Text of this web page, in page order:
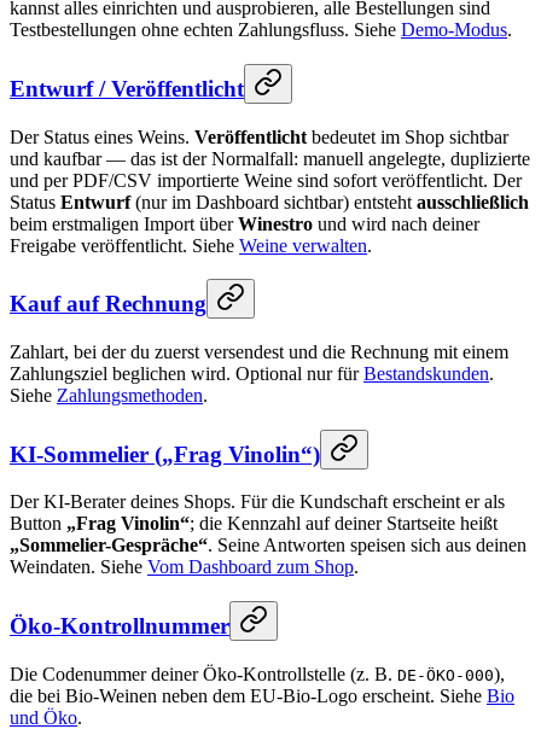
kannst alles einrichten und ausprobieren, alle Bestellungen sind
Testbestellungen ohne echten Zahlungsfluss. Siehe Demo-Modus.
Entwurf / Veröffentlicht
Der Status eines Weins. Veröffentlicht bedeutet im Shop sichtbar
und kaufbar — das ist der Normalfall: manuell angelegte, duplizierte
und per PDF/CSV importierte Weine sind sofort veröffentlicht. Der
Status Entwurf(nur im Dashboard sichtbar) entsteht ausschließlich
beim erstmaligen Import überWinestro und wird nach deiner
Freigabe veröffentlicht. Siehe Weine verwalten.
Kauf auf Rechnung
Zahlart, bei der du zuerst versendest und die Rechnung mit einem
Zahlungsziel beglichen wird. Optional nur fürBestandskunden.
Siehe Zahlungsmethoden.
KI-Sommelier („Frag Vinolin“)
Der KI-Berater deines Shops. Für die Kundschaft erscheint er als
Button „Frag Vinolin“; die Kennzahl auf deiner Startseite heißt
„Sommelier-Gespräche“. Seine Antworten speisen sich aus deinen
Weindaten. Siehe Vom Dashboard zum Shop.
Öko-Kontrollnummer
Die Codenummer deiner Öko-Kontrollstelle (z. B. DE-ÖKO-000),
die bei Bio-Weinen neben dem EU-Bio-Logo erscheint. Siehe Bio
und Öko.